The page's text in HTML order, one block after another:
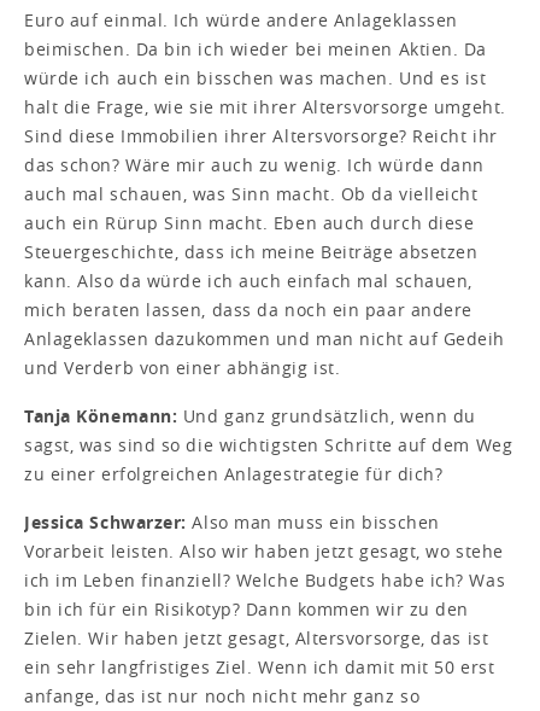
Euro auf einmal. Ich würde andere Anlageklassen
beimischen. Da bin ich wieder bei meinen Aktien. Da
würde ich auch ein bisschen was machen. Und es ist
halt die Frage, wie sie mit ihrer Altersvorsorge umgeht.
Sind diese Immobilien ihrer Altersvorsorge? Reicht ihr
das schon? Wäre mir auch zu wenig. Ich würde dann
auch mal schauen, was Sinn macht. Ob da vielleicht
auch ein Rürup Sinn macht. Eben auch durch diese
Steuergeschichte, dass ich meine Beiträge absetzen
kann. Also da würde ich auch einfach mal schauen,
mich beraten lassen, dass da noch ein paar andere
Anlageklassen dazukommen und man nicht auf Gedeih
und Verderb von einer abhängig ist.
Tanja Könemann: Und ganz grundsätzlich, wenn du
sagst, was sind so die wichtigsten Schritte auf dem Weg
zu einer erfolgreichen Anlagestrategie für dich?
Jessica Schwarzer: Also man muss ein bisschen
Vorarbeit leisten. Also wir haben jetzt gesagt, wo stehe
ich im Leben finanziell? Welche Budgets habe ich? Was
bin ich für ein Risikotyp? Dann kommen wir zu den
Zielen. Wir haben jetzt gesagt, Altersvorsorge, das ist
ein sehr langfristiges Ziel. Wenn ich damit mit 50 erst
anfange, das ist nur noch nicht mehr ganz so